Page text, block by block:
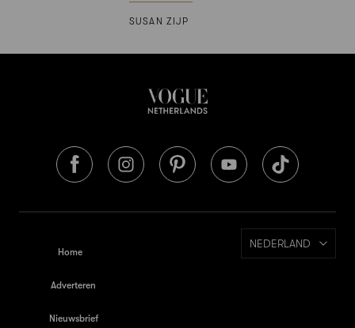
SUSAN ZIJP
Home
Adverteren
Nieuwsbrief
NEDERLAND